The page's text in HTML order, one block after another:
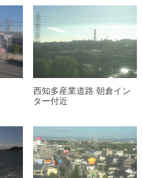
西知多産業道路 朝倉イン
ター付近